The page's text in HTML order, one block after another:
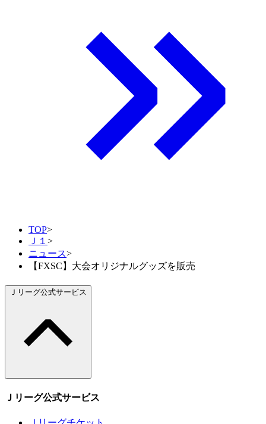
TOP>
Ｊ１ >
ニュース>
【FXSC】大会オリジナルグッズを販売
Ｊリーグ公式サービス
Ｊリーグ公式サービス